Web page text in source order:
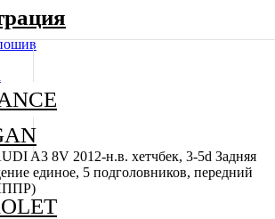
A3 8V 2012-н.в. хетчбек, 3-5d Задняя
единое, 5 подголовников, передний